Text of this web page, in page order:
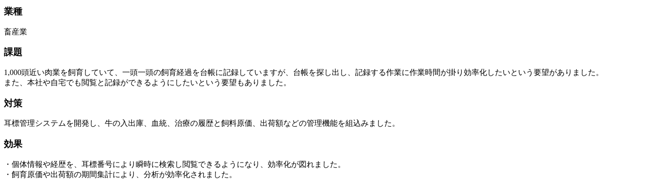
業種
畜産業
課題
1,000頭近い肉業を飼育していて、一頭一頭の飼育経過を台帳に記録していますが、台帳を探し出し、記録する作業に作業時間が掛り効率化したいという要望がありました。
また、本社や自宅でも閲覧と記録ができるようにしたいという要望もありました。
対策
耳標管理システムを開発し、牛の入出庫、血統、治療の履歴と飼料原価、出荷額などの管理機能を組込みました。
効果
・個体情報や経歴を、耳標番号により瞬時に検索し閲覧できるようになり、効率化が図れました。
・飼育原価や出荷額の期間集計により、分析が効率化されました。